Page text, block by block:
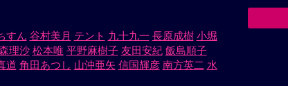
すん 谷村美月 テント 九十九一 長原成樹 小堀
理沙 松本唯 平野麻樹子 友田安紀 飯島順子
道 角田あつし 山沖亜矢 信国輝彦 南方英二 水